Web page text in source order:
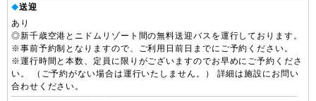
◆送迎
あり
◎新千歳空港とニドムリゾート間の無料送迎バスを運行しております。
※事前予約制となりますので、ご利用日前日までにご予約ください。
※運行時間と本数、定員に限りがございますのでお早めにご予約くださ
い。 （ご予約がない場合は運行いたしません。） 詳細は施設にお問い
合わせください。